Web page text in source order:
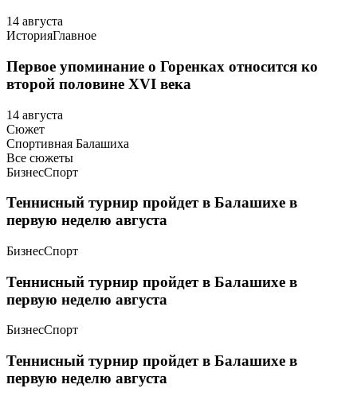
14 августа
ИсторияГлавное
Первое упоминание о Горенках относится ко
второй половине XVI века
14 августа
Сюжет
Спортивная Балашиха
Все сюжеты
БизнесСпорт
Теннисный турнир пройдет в Балашихе в
первую неделю августа
БизнесСпорт
Теннисный турнир пройдет в Балашихе в
первую неделю августа
БизнесСпорт
Теннисный турнир пройдет в Балашихе в
первую неделю августа